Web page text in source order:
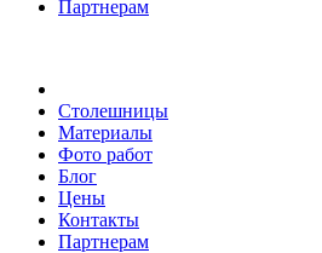
Партнерам
Столешницы
Материалы
Фото работ
Блог
Цены
Контакты
Партнерам